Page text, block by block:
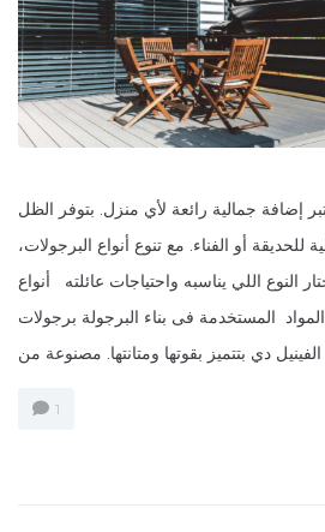
إضافة جمالية رائعة لأي منزل. بتوفر الظل
أو الفناء. مع تنوع أنواع البرجولات،
اللي يناسبه واحتياجات عائلته أنواع
المستخدمة فى بناء البرجولة برجولات
1